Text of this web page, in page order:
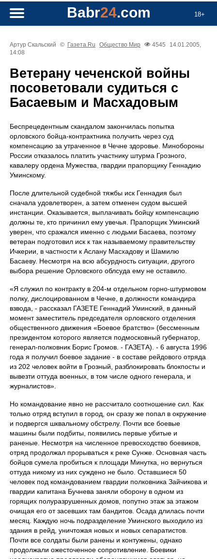
18+
Babr24.com
Артур Скальский © Газета.Ru Общество Мир 4545
14.01.2005,
14:08
Ветерану чеченской войны
посоветовали судиться с
Басаевым и Масхадовым
Беспрецедентным скандалом закончилась попытка
орловского бойца-контрактника получить через суд
компенсацию за утраченное в Чечне здоровье. Минобороны
России отказалось платить участнику штурма Грозного,
кавалеру ордена Мужества, гвардии прапорщику Геннадию
Уминскому.
После длительной судебной тяжбы иск Геннадия был
сначала удовлетворен, а затем отменен судом высшей
инстанции. Оказывается, выплачивать бойцу компенсацию
должны те, кто причинил ему увечья. Прапорщик Уминский
уверен, что сражался именно с людьми Басаева, поэтому
ветеран подготовил иск к так называемому правительству
Ичкерии, в частности к Аслану Масхадову и Шамилю
Басаеву. Несмотря на всю абсурдность ситуации, другого
выбора решение Орловского облсуда ему не оставило.
«Я служил по контракту в 204-м отдельном горно-штурмовом
полку, дислоцированном в Чечне, в должности командира
взвода, - рассказал ГАЗЕТЕ Геннадий Уминский, в данный
момент заместитель председателя орловского отделения
общественного движения «Боевое братство» (бессменным
президентом которого является подмосковный губернатор,
генерал-полковник Борис Громов. - ГАЗЕТА). - 6 августа 1996
года я получил боевое задание - в составе рейдового отряда
из 202 человек войти в Грозный, разблокировать блокпосты и
вывезти оттуда военных, в том числе одного генерала, и
журналистов».
Но командование явно не рассчитало соотношение сил. Как
только отряд вступил в город, он сразу же попал в окружение
и подвергся шквальному обстрелу. Почти все боевые
машины были подбиты, появились первые убитые и
раненые. Несмотря на численное превосходство боевиков,
отряд продолжал прорываться к реке Сунже. Основная часть
бойцов сумела пробиться к площади Минутка, но вернуться
оттуда никому из них суждено не было. Оставшиеся 50
человек под командованием гвардии полковника Зайчикова и
гвардии капитана Бучнева заняли оборону в одном из
горящих полуразрушенных домов, попутно этаж за этажом
очищая его от засевших там бандитов. Осада длилась почти
месяц. Каждую ночь подразделение Уминского выходило из
здания в рейд, уничтожая новых и новых сепаратистов.
Почти все солдаты были ранены и контужены, однако
продолжали ожесточенное сопротивление. Боевики